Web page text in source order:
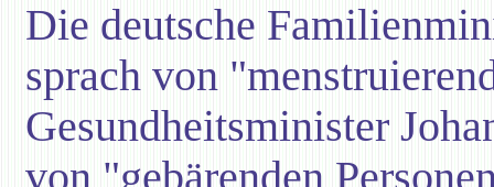
Die deutsche
sprach von
Gesundheitsminister